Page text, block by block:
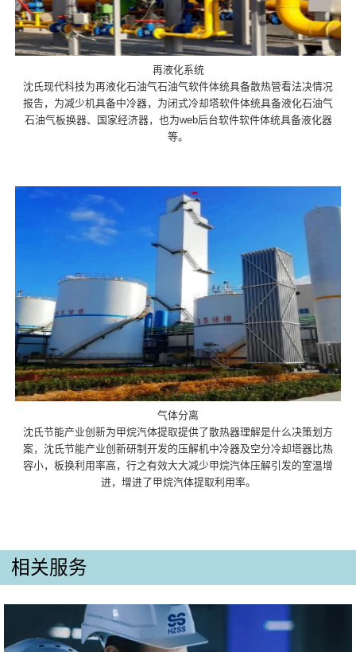
再液化系统
沈氏现代科技为再液化石油气石油气软件体统具备散热管看法决情况
报告，为减少机具备中冷器，为闭式冷却塔软件体统具备液化石油气
石油气板换器、国家经济器，也为web后台软件软件体统具备液化器
等。
气体分离
沈氏节能产业创新为甲烷汽体提取提供了散热器理解是什么决策划方
案，沈氏节能产业创新研制开发的压解机中冷器及空分冷却塔器比热
容小，板换利用率高，行之有效大大减少甲烷汽体压解引发的室温增
进，增进了甲烷汽体提取利用率。
相关服务